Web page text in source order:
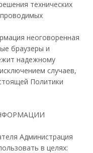
технических
неоговоренная
браузеры и
надежному
случаев,
Политики
Администрация
в целях: